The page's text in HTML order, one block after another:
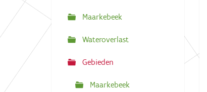
Maarkebeek
Wateroverlast
Gebieden
Maarkebeek